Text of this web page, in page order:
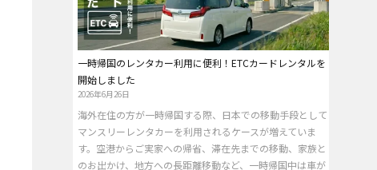
一時帰国のレンタカー利用に便利！ETCカードレンタルを
開始しました
2026年6月26日
海外在住の方が一時帰国する際、日本での移動手段として
マンスリーレンタカーを利用されるケースが増えていま
す。空港からご実家への帰省、滞在先までの移動、家族と
のお出かけ、地方への長距離移動など、一時帰国中は車が